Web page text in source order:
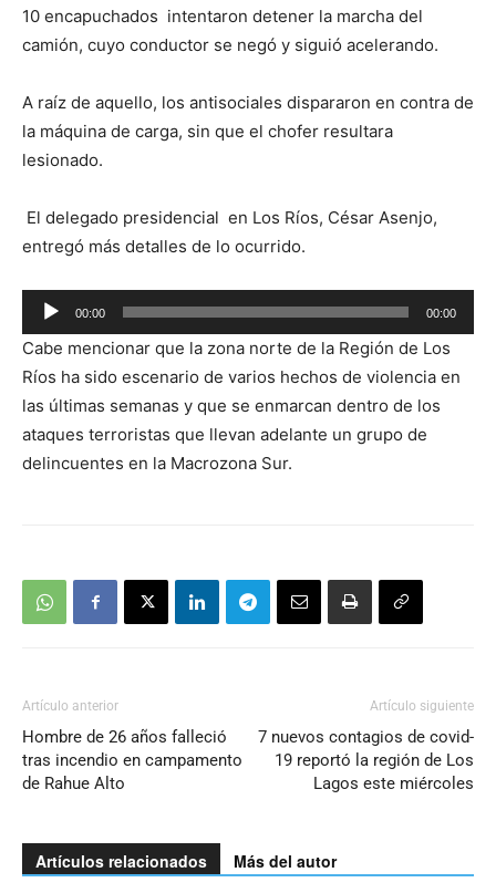
10 encapuchados intentaron detener la marcha del
camión, cuyo conductor se negó y siguió acelerando.
A raíz de aquello, los antisociales dispararon en contra de
la máquina de carga, sin que el chofer resultara
lesionado.
El delegado presidencial en Los Ríos, César Asenjo,
entregó más detalles de lo ocurrido.
Reproductor
de
audio
00:00 00:00
Cabe mencionar que la zona norte de la Región de Los
Ríos ha sido escenario de varios hechos de violencia en
las últimas semanas y que se enmarcan dentro de los
ataques terroristas que llevan adelante un grupo de
delincuentes en la Macrozona Sur.
Artículo anterior
Hombre de 26 años falleció
tras incendio en campamento
de Rahue Alto
Artículo siguiente
7 nuevos contagios de covid-
19 reportó la región de Los
Lagos este miércoles
Artículos relacionados Más del autor